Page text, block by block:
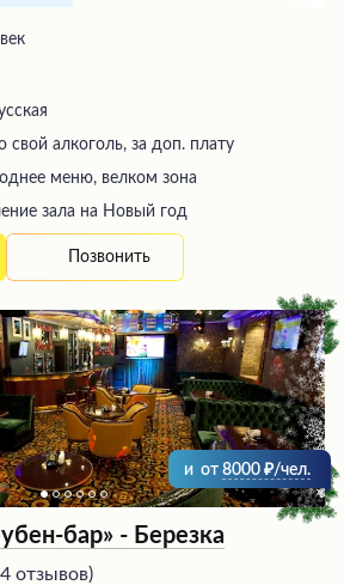
алкоголь, за доп. плату
меню, велком зона
зала на Новый год
Позвонить
и от 8000 /чел.
бар» - Березка
отзывов)